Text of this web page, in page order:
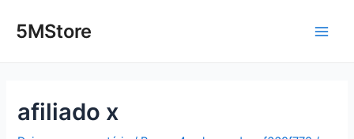
para5MStore
afiliado x
navigation